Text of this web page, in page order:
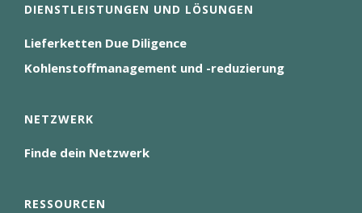
DIENSTLEISTUNGEN UND LÖSUNGEN
Lieferketten Due Diligence
Kohlenstoffmanagement und -reduzierung
NETZWERK
Finde dein Netzwerk
RESSOURCEN